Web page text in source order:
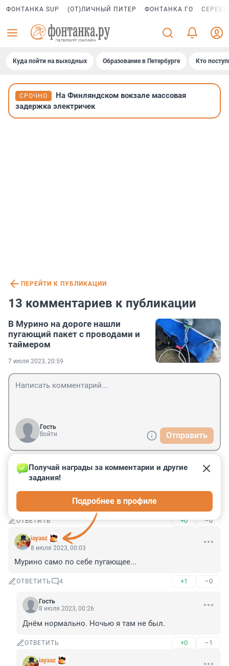
ФОНТАНКА SUP (ОТ)ЛИЧНЫЙ ПИТЕР ФОНТАНКА ГО
Куда пойти на выходных Образование в Петербурге Кто
СРОЧНО
На Финляндском вокзале массовая
задержка электричек
ПЕРЕЙТИ К ПУБЛИКАЦИИ
13 комментариев к публикации
В Мурино на дороге нашли
пугающий пакет с проводами и
таймером
7 июля 2023, 20:59
Гость
Войти
Отправить
Гость
8 июля 2023, 10:06
Все эти "боеприпасы" продаются в "Чип и Дипе".
Причём, даже с их накрутками - недорого.
ОТВЕТИТЬ +0 –0
iayaaz
Получай награды за комментарии и другие
задания!
Подробнее в профиле
8 июля 2023, 00:03
Мурино само по себе пугающее...
ОТВЕТИТЬ 4 +1 –0
Гость
8 июля 2023, 00:26
Днём нормально. Ночью я там не был.
ОТВЕТИТЬ +0 –1
iayaaz